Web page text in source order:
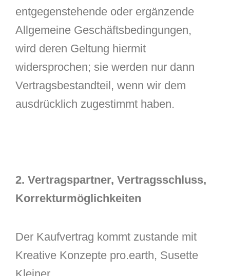
entgegenstehende oder ergänzende
Allgemeine Geschäftsbedingungen,
wird deren Geltung hiermit
widersprochen; sie werden nur dann
Vertragsbestandteil, wenn wir dem
ausdrücklich zugestimmt haben.
2. Vertragspartner, Vertragsschluss,
Korrekturmöglichkeiten
Der Kaufvertrag kommt zustande mit
Kreative Konzepte pro.earth, Susette